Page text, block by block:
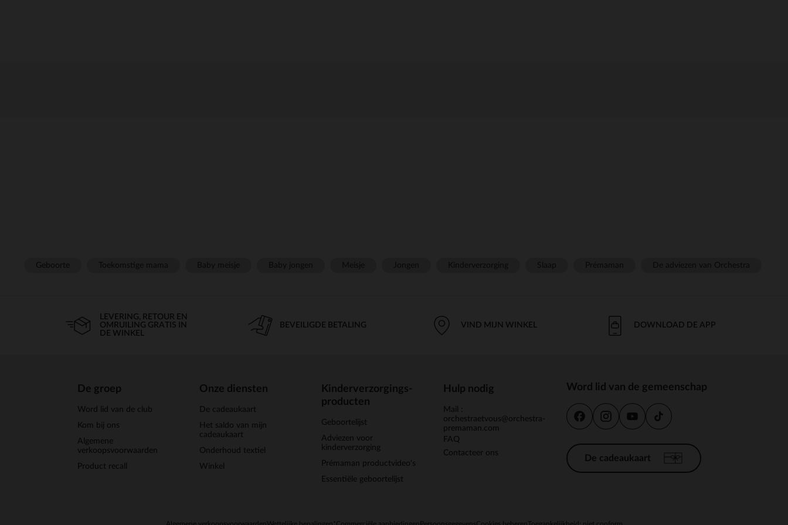
LEVERING, RETOUR EN
OMRUILING GRATIS IN
DE WINKEL
BEVEILIGDE BETALING VIND MIJN WINKEL DOWNLOAD DE APP
De groep
Word lid van de club
Kom bij ons
Algemene
verkoopsvoorwaarden
Product recall
Onze diensten
De cadeaukaart
Het saldo van mijn
cadeaukaart
Onderhoud textiel
Winkel
Kinderverzorgings-
producten
Geboortelijst
Adviezen voor
kinderverzorging
Prémaman productvideo's
Essentiële geboortelijst
Hulp nodig
Mail :
orchestraetvous@orchestra-
premaman.com
FAQ
Contacteer ons
Word lid van de gemeenschap
De cadeaukaart